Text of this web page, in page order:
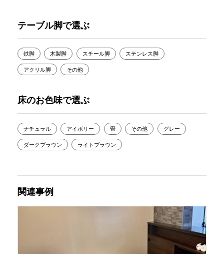
テーブル脚で選ぶ
鉄脚 木製脚 スチール脚 ステンレス脚
アクリル脚 その他
床のお色味で選ぶ
ナチュラル アイボリー 畳 その他 グレー
ダークブラウン ライトブラウン
関連事例